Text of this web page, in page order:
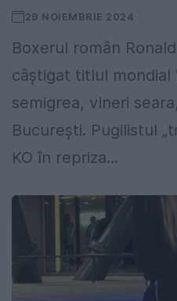
29 NOIEMBRIE 2024
Boxerul român
câştigat titlul mondial
semigrea, vineri
Bucureşti. Pugilistul
KO în repriza...